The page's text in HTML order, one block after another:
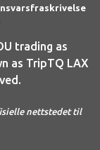
trading as
as TripTQ LAX
nettstedet til